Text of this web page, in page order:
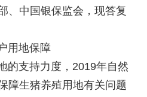
、中国银保监会，现答复
用地保障
的支持力度，2019年自然
障生猪养殖用地有关问题